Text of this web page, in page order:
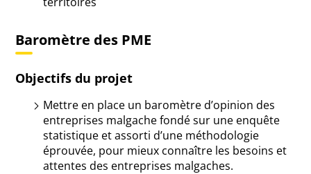
Baromètre des PME
Objectifs du projet
Mettre en place un baromètre d’opinion des
entreprises malgache fondé sur une enquête
statistique et assorti d’une méthodologie
éprouvée, pour mieux connaître les besoins et
attentes des entreprises malgaches.